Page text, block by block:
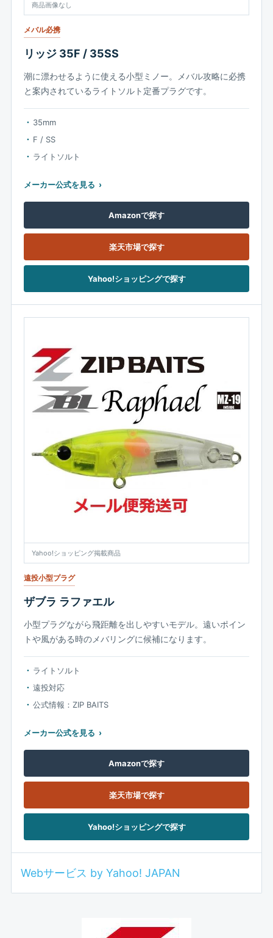
商品画像なし
メバル必携
リッジ 35F / 35SS
潮に漂わせるように使える小型ミノー。メバル攻略に必携
と案内されているライトソルト定番プラグです。
35mm
F / SS
ライトソルト
メーカー公式を見る
Amazonで探す
楽天市場で探す
Yahoo!ショッピングで探す
Yahoo!ショッピング掲載商品
遠投小型プラグ
ザブラ ラファエル
小型プラグながら飛距離を出しやすいモデル。遠いポイン
トや風がある時のメバリングに候補になります。
ライトソルト
遠投対応
公式情報：ZIP BAITS
メーカー公式を見る
Amazonで探す
楽天市場で探す
Yahoo!ショッピングで探す
Webサービス by Yahoo! JAPAN